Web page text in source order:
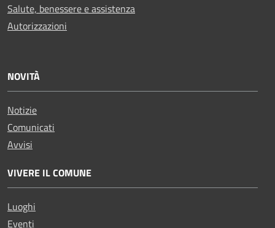
Salute, benessere e assistenza
Autorizzazioni
NOVITÀ
Notizie
Comunicati
Avvisi
VIVERE IL COMUNE
Luoghi
Eventi